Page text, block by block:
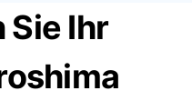
Sie Ihr